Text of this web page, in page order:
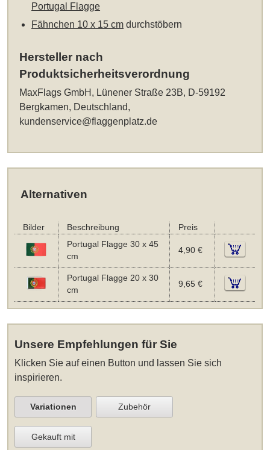
Portugal Flagge
Fähnchen 10 x 15 cm durchstöbern
Hersteller nach
Produktsicherheitsverordnung
MaxFlags GmbH, Lünener Straße 23B, D-59192
Bergkamen, Deutschland,
kundenservice@flaggenplatz.de
Alternativen
Bilder Beschreibung
Preis
Portugal Flagge 30 x 45
cm
4,90 €
Portugal Flagge 20 x 30
cm
9,65 €
Unsere Empfehlungen für Sie
Klicken Sie auf einen Button und lassen Sie sich
inspirieren.
Variationen Zubehör
Gekauft mit